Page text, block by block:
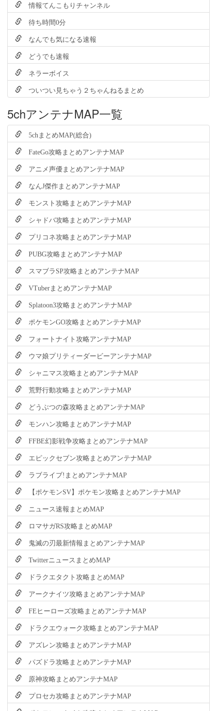
情報てんこもりチャンネル
待ち時間0分
なんでも気になる速報
どうでも速報
ネラーボイス
ついつい見ちゃう２ちゃんねるまとめ
5chアンテナMAP一覧
5chまとめMAP(総合)
FateGo攻略まとめアンテナMAP
アニメ声優まとめアンテナMAP
なんJ傑作まとめアンテナMAP
モンスト攻略まとめアンテナMAP
シャドバ攻略まとめアンテナMAP
プリコネ攻略まとめアンテナMAP
PUBG攻略まとめアンテナMAP
スマブラSP攻略まとめアンテナMAP
VTuberまとめアンテナMAP
Splatoon3攻略まとめアンテナMAP
ポケモンGO攻略まとめアンテナMAP
フォートナイト攻略アンテナMAP
ウマ娘プリティーダービーアンテナMAP
シャニマス攻略まとめアンテナMAP
荒野行動攻略まとめアンテナMAP
どうぶつの森攻略まとめアンテナMAP
モンハン攻略まとめアンテナMAP
FFBE幻影戦争攻略まとめアンテナMAP
エピックセブン攻略まとめアンテナMAP
ラブライブ!まとめアンテナMAP
【ポケモンSV】ポケモン攻略まとめアンテナMAP
ニュース速報まとめMAP
ロマサガRS攻略まとめMAP
鬼滅の刃最新情報まとめアンテナMAP
TwitterニュースまとめMAP
ドラクエタクト攻略まとめMAP
アークナイツ攻略まとめアンテナMAP
FEヒーローズ攻略まとめアンテナMAP
ドラクエウォーク攻略まとめアンテナMAP
アズレン攻略まとめアンテナMAP
パズドラ攻略まとめアンテナMAP
原神攻略まとめアンテナMAP
プロセカ攻略まとめアンテナMAP